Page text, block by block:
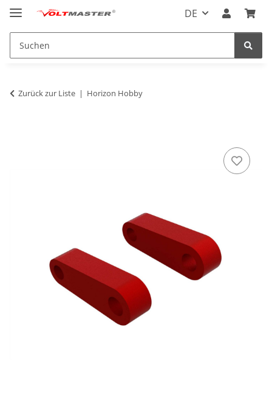
DE
Zurück zur Liste Horizon Hobby